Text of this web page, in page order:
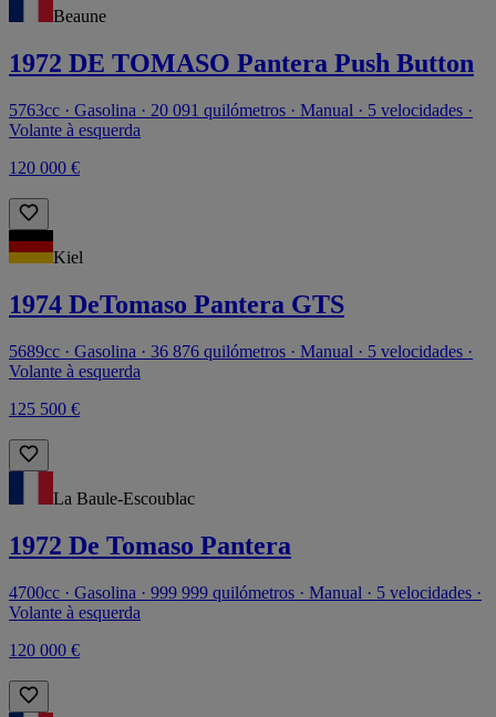
Beaune
1972 DE TOMASO Pantera Push Button
5763cc · Gasolina · 20 091 quilómetros · Manual · 5 velocidades ·
Volante à esquerda
120 000 €
Kiel
1974 DeTomaso Pantera GTS
5689cc · Gasolina · 36 876 quilómetros · Manual · 5 velocidades ·
Volante à esquerda
125 500 €
La Baule-Escoublac
1972 De Tomaso Pantera
4700cc · Gasolina · 999 999 quilómetros · Manual · 5 velocidades ·
Volante à esquerda
120 000 €